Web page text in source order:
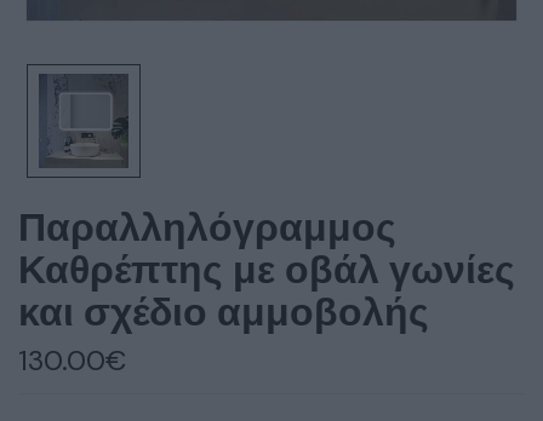
Παραλληλόγραμμος
Καθρέπτης με οβάλ γωνίες
και σχέδιο αμμοβολής
130.00€